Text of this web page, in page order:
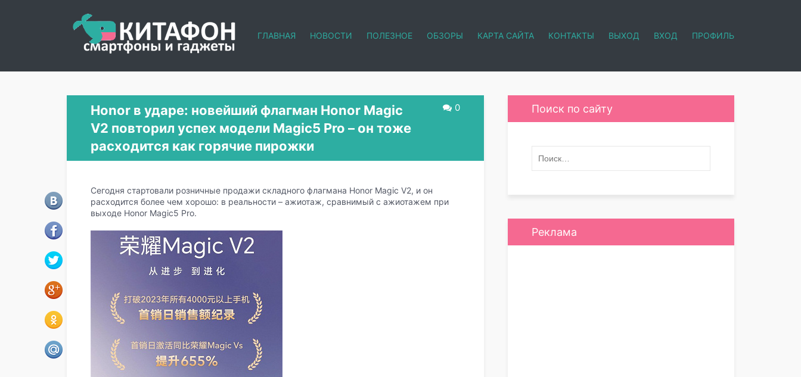
ГЛАВНАЯ НОВОСТИ ПОЛЕЗНОЕ ОБЗОРЫ КАРТА САЙТА КОНТАКТЫ ВЫХОД ВХОД ПРОФИЛЬ
0
Honor в ударе: новейший флагман Honor Magic
V2 повторил успех модели Magic5 Pro – он тоже
расходится как горячие пирожки
Сегодня стартовали розничные продажи складного флагмана Honor Magic V2, и он
расходится более чем хорошо: в реальности – ажиотаж, сравнимый с ажиотажем при
выходе Honor Magic5 Pro.
Поиск по сайту
Реклама